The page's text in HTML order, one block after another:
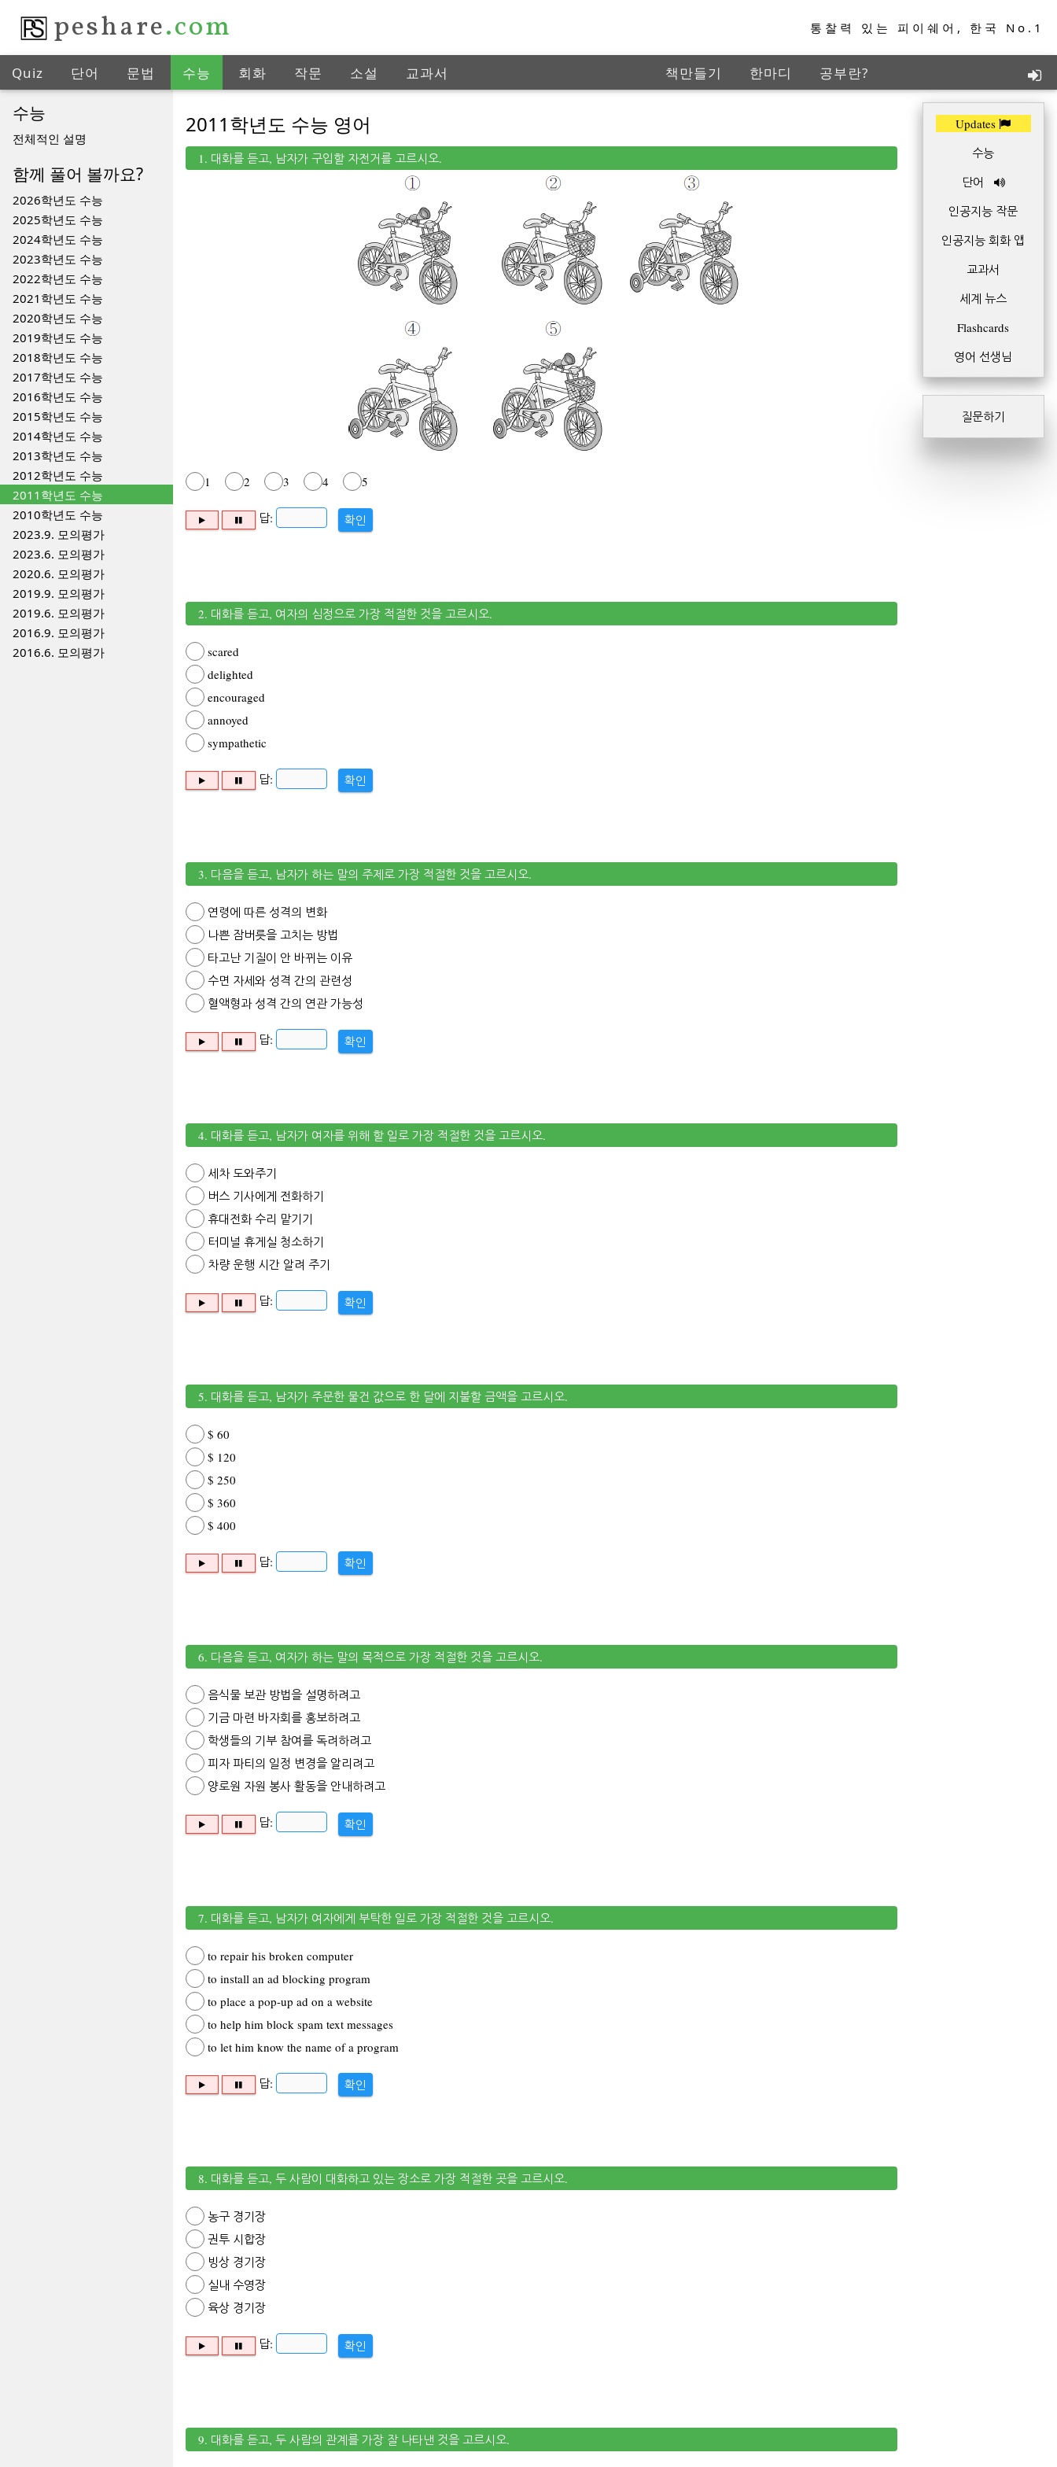
peshare.com 통찰력 있는 피이쉐어, 한국 No.1
Quiz 단어 문법 수능 회화 작문 소설 교과서 책만들기 한마디
공부란?
수능
전체적인 설명
함께 풀어 볼까요?
2026학년도 수능
2025학년도 수능
2024학년도 수능
2023학년도 수능
2022학년도 수능
2021학년도 수능
2020학년도 수능
2019학년도 수능
2018학년도 수능
2017학년도 수능
2016학년도 수능
2015학년도 수능
2014학년도 수능
2013학년도 수능
2012학년도 수능
2011학년도 수능
2010학년도 수능
2023.9. 모의평가
2023.6. 모의평가
2020.6. 모의평가
2019.9. 모의평가
2019.6. 모의평가
2016.9. 모의평가
2016.6. 모의평가
2011학년도 수능 영어
1. 대화를 듣고, 남자가 구입할 자전거를 고르시오.
1 2 3 4 5
답: 확인
2. 대화를 듣고, 여자의 심정으로 가장 적절한 것을 고르시오.
scared
delighted
encouraged
annoyed
sympathetic
답: 확인
3. 다음을 듣고, 남자가 하는 말의 주제로 가장 적절한 것을 고르시오.
연령에 따른 성격의 변화
나쁜 잠버릇을 고치는 방법
타고난 기질이 안 바뀌는 이유
수면 자세와 성격 간의 관련성
혈액형과 성격 간의 연관 가능성
답: 확인
4. 대화를 듣고, 남자가 여자를 위해 할 일로 가장 적절한 것을 고르시오.
세차 도와주기
버스 기사에게 전화하기
휴대전화 수리 맡기기
터미널 휴게실 청소하기
차량 운행 시간 알려 주기
답: 확인
5. 대화를 듣고, 남자가 주문한 물건 값으로 한 달에 지불할 금액을 고르시오.
$ 60
$ 120
$ 250
$ 360
$ 400
답: 확인
6. 다음을 듣고, 여자가 하는 말의 목적으로 가장 적절한 것을 고르시오.
음식물 보관 방법을 설명하려고
기금 마련 바자회를 홍보하려고
학생들의 기부 참여를 독려하려고
피자 파티의 일정 변경을 알리려고
양로원 자원 봉사 활동을 안내하려고
답: 확인
7. 대화를 듣고, 남자가 여자에게 부탁한 일로 가장 적절한 것을 고르시오.
to repair his broken computer
to install an ad blocking program
to place a pop-up ad on a website
to help him block spam text messages
to let him know the name of a program
답: 확인
8. 대화를 듣고, 두 사람이 대화하고 있는 장소로 가장 적절한 곳을 고르시오.
농구 경기장
권투 시합장
빙상 경기장
실내 수영장
육상 경기장
답: 확인
9. 대화를 듣고, 두 사람의 관계를 가장 잘 나타낸 것을 고르시오.
Updates
수능
단어
인공지능 작문
인공지능 회화 앱
교과서
세계 뉴스
Flashcards
영어 선생님
질문하기